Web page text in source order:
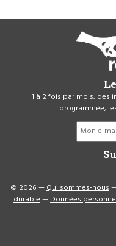
1 à 2 fois par mois, des
programmée,
© 2026 —Qui sommes-nous—
durable—Données